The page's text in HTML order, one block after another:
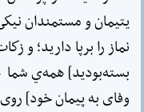
يتيمان و مستمندان
نماز را برپا داريد؛ و
بسته‌بوديد] همه‌ي
وفاى به پيمان خود]